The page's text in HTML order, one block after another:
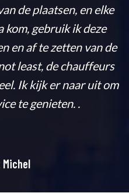
de plaatsen, en elke
kom, gebruik ik deze
en af te zetten van de
least, de chauffeurs
Ik kijk er naar uit om
te genieten. .